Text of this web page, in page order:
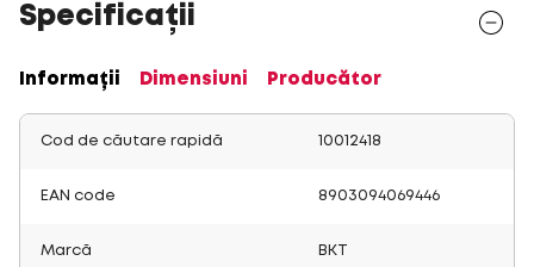
Specificații
Informații Dimensiuni Producător
Cod de căutare rapidă 10012418
EAN code 8903094069446
Marcă BKT